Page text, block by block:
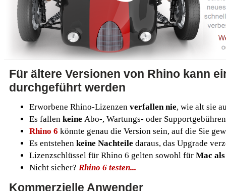
Für ältere Versionen von Rhino kann
durchgeführt werden
Erworbene Rhino-Lizenzen verfallen nie, wie alt sie
Es fallen keine Abo-, Wartungs- oder
Rhino 6 könnte genau die Version sein, auf die Sie
Es entstehen keine Nachteile daraus, das Upgrade
Lizenzschlüssel für Rhino 6 gelten sowohl für Mac
Nicht sicher? Rhino 6 testen...
Kommerzielle Anwender